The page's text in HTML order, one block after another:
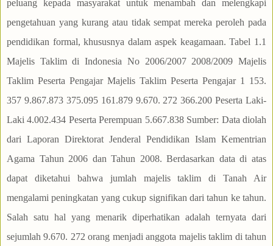
peluang kepada masyarakat untuk menambah dan melengkapi
pengetahuan yang kurang atau tidak sempat mereka peroleh pada
pendidikan formal, khususnya dalam aspek keagamaan. Tabel 1.1
Majelis Taklim di Indonesia No 2006/2007 2008/2009 Majelis
Taklim Peserta Pengajar Majelis Taklim Peserta Pengajar 1 153.
357 9.867.873 375.095 161.879 9.670. 272 366.200 Peserta Laki-
Laki 4.002.434 Peserta Perempuan 5.667.838 Sumber: Data diolah
dari Laporan Direktorat Jenderal Pendidikan Islam Kementrian
Agama Tahun 2006 dan Tahun 2008. Berdasarkan data di atas
dapat diketahui bahwa jumlah majelis taklim di Tanah Air
mengalami peningkatan yang cukup signifikan dari tahun ke tahun.
Salah satu hal yang menarik diperhatikan adalah ternyata dari
sejumlah 9.670. 272 orang menjadi anggota majelis taklim di tahun